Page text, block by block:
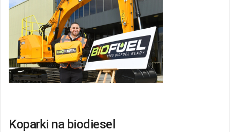
Koparki na biodiesel